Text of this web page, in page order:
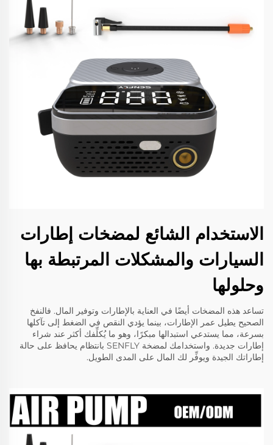
الاستخدام الشائع لمضخات إطارات
السيارات والمشكلات المرتبطة بها
وحلولها
تساعد هذه المضخات أيضًا في العناية بالإطارات وتوفير المال. فالنفخ
الصحيح يطيل عمر الإطارات، بينما يؤدي النقص في الضغط إلى تآكلها
بسرعة، مما يستدعي استبدالها مبكرًا، وهو ما يُكلِّفك أكثر عند شراء
إطارات جديدة. واستخدامك لمضخة SENFLY بانتظام يحافظ على حالة
إطاراتك الجيدة ويوفِّر لك المال على المدى الطويل.